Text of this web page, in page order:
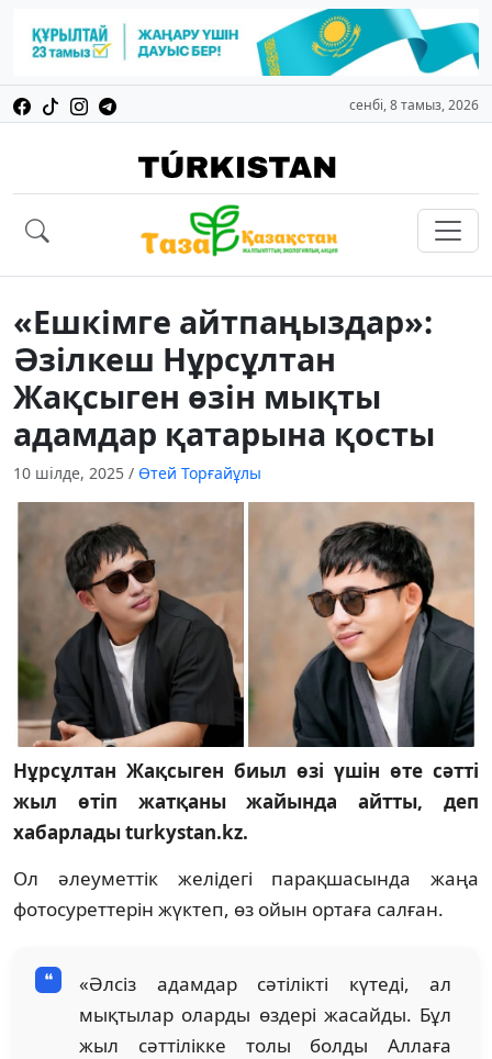
сенбі, 8 тамыз, 2026
«Ешкімге айтпаңыздар»:
Әзілкеш Нұрсұлтан
Жақсыген өзін мықты
адамдар қатарына қосты
10 шілде, 2025 / Өтей Торғайұлы
Нұрсұлтан Жақсыген биыл өзі үшін өте сәтті
жыл өтіп жатқаны жайында айтты, деп
хабарлады turkystan.kz.
Ол әлеуметтік желідегі парақшасында жаңа
фотосуреттерін жүктеп, өз ойын ортаға салған.
«Әлсіз адамдар сәтілікті күтеді, ал
мықтылар оларды өздері жасайды. Бұл
жыл сәттілікке толы болды Аллаға